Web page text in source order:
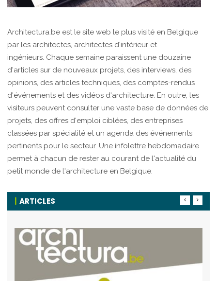
Architectura.be est le site web le plus visité en Belgique
par les architectes, architectes d'intérieur et
ingénieurs. Chaque semaine paraissent une douzaine
d'articles sur de nouveaux projets, des interviews, des
opinions, des articles techniques, des comptes-rendus
d'événements et des vidéos d'architecture. En outre, les
visiteurs peuvent consulter une vaste base de données de
projets, des offres d'emploi ciblées, des entreprises
classées par spécialité et un agenda des événements
pertinents pour le secteur. Une infolettre hebdomadaire
permet à chacun de rester au courant de l'actualité du
petit monde de l'architecture en Belgique.
ARTICLES